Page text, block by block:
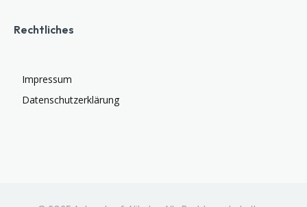
Rechtliches
Impressum
Datenschutzerklärung